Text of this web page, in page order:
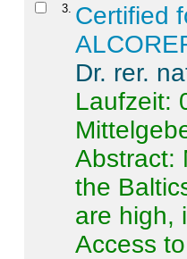
3 Certified
Dr. rer.
Laufzeit:
Abstract:
the
are high,
Access